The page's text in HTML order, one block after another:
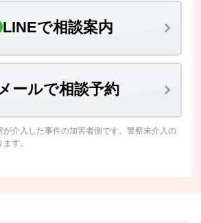
LINEで相談案内
ールで相談予約
介入した事件の加害者側です。警察未介入の
す。